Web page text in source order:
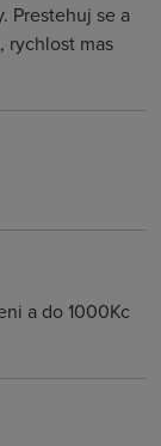
Prestehuj se a
rychlost mas
a do 1000Kc